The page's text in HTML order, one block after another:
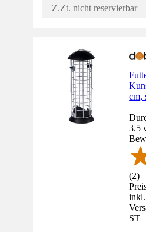
Z.Zt. nicht reservierbar
cm,
3.5
(2)
ST